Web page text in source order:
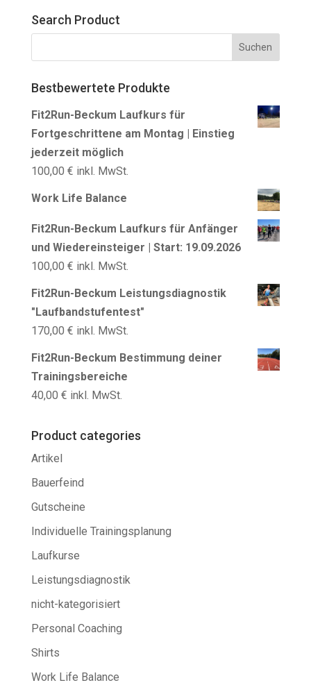
Search Product
Bestbewertete Produkte
Fit2Run-Beckum Laufkurs für
Fortgeschrittene am Montag | Einstieg
jederzeit möglich
100,00 € inkl. MwSt.
Work Life Balance
Fit2Run-Beckum Laufkurs für Anfänger
und Wiedereinsteiger | Start: 19.09.2026
100,00 € inkl. MwSt.
Fit2Run-Beckum Leistungsdiagnostik
"Laufbandstufentest"
170,00 € inkl. MwSt.
Fit2Run-Beckum Bestimmung deiner
Trainingsbereiche
40,00 € inkl. MwSt.
Product categories
Artikel
Bauerfeind
Gutscheine
Individuelle Trainingsplanung
Laufkurse
Leistungsdiagnostik
nicht-kategorisiert
Personal Coaching
Shirts
Work Life Balance